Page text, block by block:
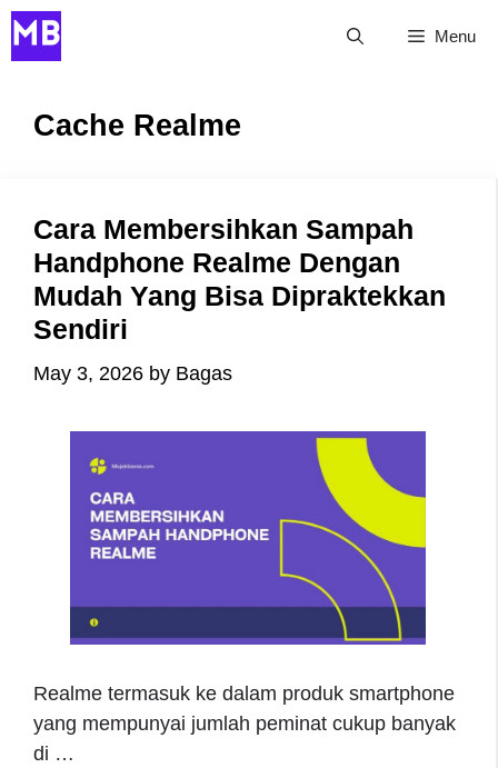
Skip
to
Menu
Cache Realme
Cara Membersihkan Sampah
Handphone Realme Dengan
Mudah Yang Bisa Dipraktekkan
Sendiri
May 3, 2026 by Bagas
Realme termasuk ke dalam produk smartphone
yang mempunyai jumlah peminat cukup banyak
di …